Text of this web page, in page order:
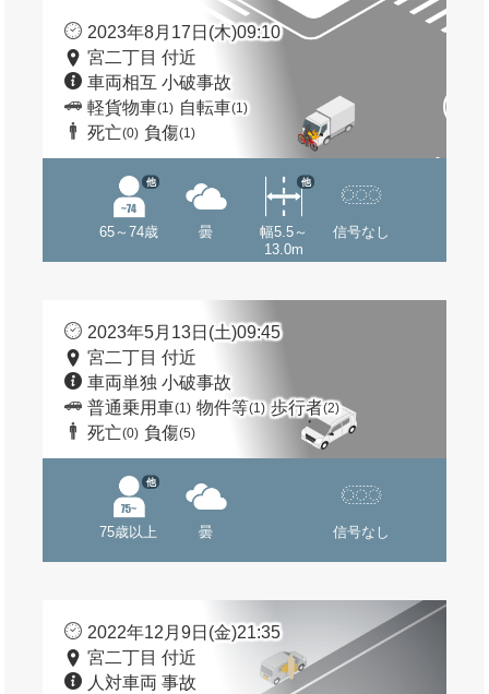
2023年8月17日(木)09:10
宮二丁目 付近
車両相互 小破事故
軽貨物車(1) 自転車(1)
死亡(0) 負傷(1)
65～74歳
他
曇
幅5.5～
13.0m
他
信号なし
2023年5月13日(土)09:45
宮二丁目 付近
車両単独 小破事故
普通乗用車(1) 物件等(1) 歩行者(2)
死亡(0) 負傷(5)
75歳以上
他
曇 信号なし
2022年12月9日(金)21:35
宮二丁目 付近
人対車両 事故